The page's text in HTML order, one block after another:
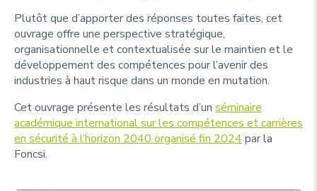
Plutôt que d’apporter des réponses toutes faites, cet
ouvrage offre une perspective stratégique,
organisationnelle et contextualisée sur le maintien et le
développement des compétences pour l’avenir des
industries à haut risque dans un monde en mutation.
Cet ouvrage présente les résultats d’un séminaire
académique international sur les compétences et carrières
en sécurité à l’horizon 2040 organisé fin 2024 par la
Foncsi.